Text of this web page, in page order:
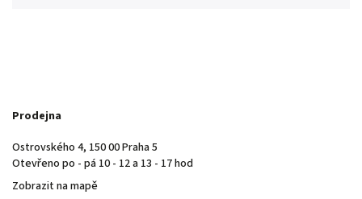
Prodejna
Ostrovského 4, 150 00 Praha 5
Otevřeno po - pá 10 - 12 a 13 - 17 hod
Zobrazit na mapě